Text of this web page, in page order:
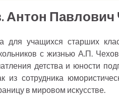
Антон Павлович
для учащихся старших
с жизнью А.П.
детства и юности
из сотрудника
в мировом искусстве.